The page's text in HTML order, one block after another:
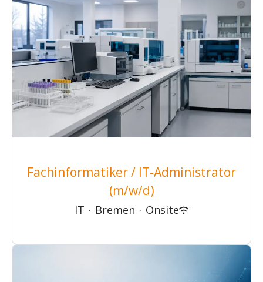
Fachinformatiker / IT-Administrator
(m/w/d)
IT · Bremen · Onsite